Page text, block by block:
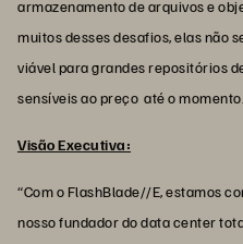
armazenamento de arquivos e
muitos desses desafios, elas não
viável para grandes repositórios
sensíveis ao preço até o momento.
Visão Executiva:
“Com o FlashBlade//E, estamos
nosso fundador do data center